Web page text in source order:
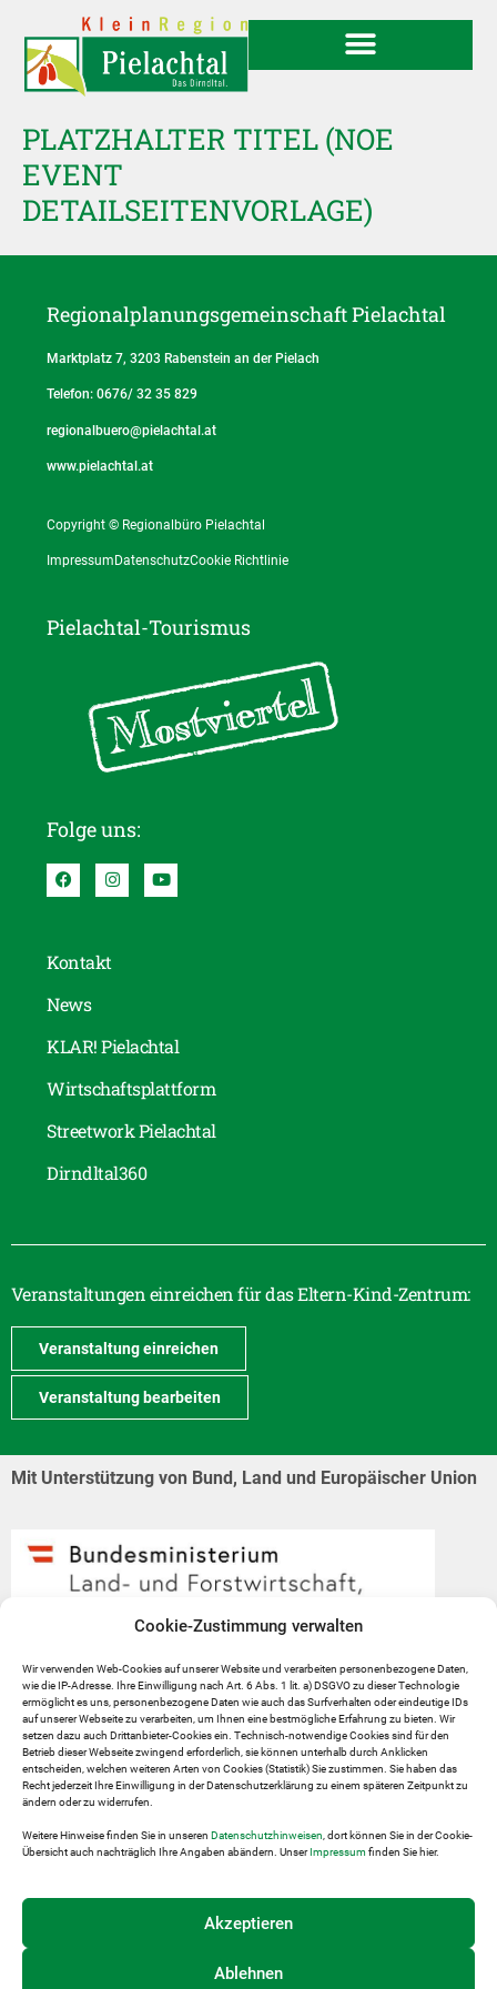
Cookie-Zustimmung verwalten
Wir verwenden Web-Cookies auf unserer Website und verarbeiten personenbezogene Daten,
wie die IP-Adresse. Ihre Einwilligung nach Art. 6 Abs. 1 lit. a) DSGVO zu dieser Technologie
ermöglicht es uns, personenbezogene Daten wie auch das Surfverhalten oder eindeutige IDs
auf unserer Webseite zu verarbeiten, um Ihnen eine bestmögliche Erfahrung zu bieten. Wir
setzen dazu auch Drittanbieter-Cookies ein. Technisch-notwendige Cookies sind für den
Betrieb dieser Webseite zwingend erforderlich, sie können unterhalb durch Anklicken
entscheiden, welchen weiteren Arten von Cookies (Statistik) Sie zustimmen. Sie haben das
Recht jederzeit Ihre Einwilligung in der Datenschutzerklärung zu einem späteren Zeitpunkt zu
ändern oder zu widerrufen.
Weitere Hinweise finden Sie in unseren Datenschutzhinweisen , dort können Sie in der Cookie-
Übersicht auch nachträglich Ihre Angaben abändern. UnserImpressumfinden Sie hier.
Akzeptieren
Ablehnen
PLATZHALTER TITEL (NOE
EVENT
DETAILSEITENVORLAGE)
Regionalplanungs­gemeinschaft Pielachtal
Marktplatz 7, 3203 Rabenstein an der Pielach
Telefon: 0676/ 32 35 829
regionalbuero@pielachtal.at
www.pielachtal.at
Copyright © Regionalbüro Pielachtal
Impressum DatenschutzCookie Richtlinie
Pielachtal-Tourismus
Folge uns:
Kontakt
News
KLAR! Pielachtal
Wirtschaftsplattform
Streetwork Pielachtal
Dirndltal360
Veranstaltungen einreichen für das Eltern-Kind-Zentrum:
Veranstaltung einreichen
Veranstaltung bearbeiten
Mit Unterstützung von Bund, Land und Europäischer Union